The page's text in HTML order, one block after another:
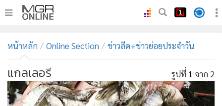
ทันเหตุการณ์
• ภาคใต้
• ภูมิภาค
• Online Section
หน้าหลัก Online Section ข่าวลีด+ข่าวย่อยประจำวัน
แกลเลอรี รูปที่ 1 จาก 2